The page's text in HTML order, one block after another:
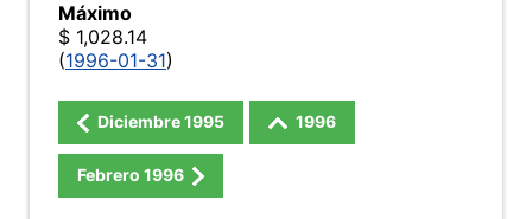
Máximo
$ 1,028.14
(1996-01-31)
Diciembre1995 1996
Febrero 1996